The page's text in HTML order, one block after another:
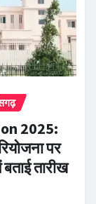
2025:
पर
तारीख